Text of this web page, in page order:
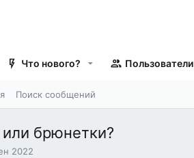
Что нового? Пользователи
Поиск сообщений
брюнетки?
2022